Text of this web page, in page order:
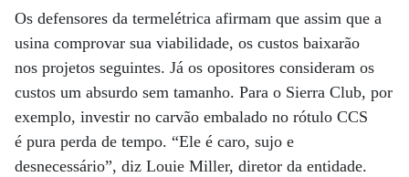
Os defensores da termelétrica afirmam que assim que a
usina comprovar sua viabilidade, os custos baixarão
nos projetos seguintes. Já os opositores consideram os
custos um absurdo sem tamanho. Para o Sierra Club, por
exemplo, investir no carvão embalado no rótulo CCS
é pura perda de tempo. “Ele é caro, sujo e
desnecessário”, diz Louie Miller, diretor da entidade.